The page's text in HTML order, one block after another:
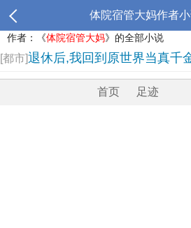
体院宿管大妈作者
作者：《体院宿管大妈》的全部小说
[都市]退休后,我回到原世界当真千
首页 足迹